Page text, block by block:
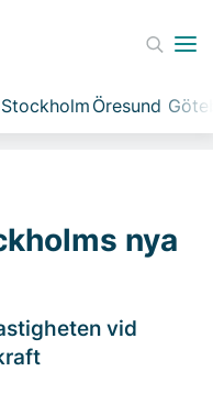
Stockholm Öresund
nya
vid